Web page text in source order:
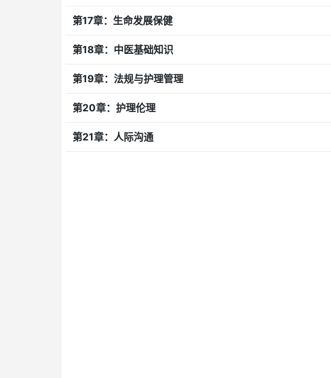
第17章：生命发展保健
第18章：中医基础知识
第19章：法规与护理管理
第20章：护理伦理
第21章：人际沟通